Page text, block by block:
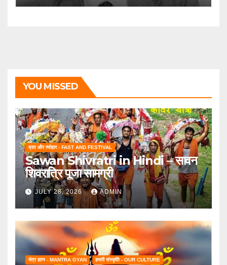
YOU MISSED
व्रत और त्योहार - FAST AND FESTIVAL
Sawan Shivratri in Hindi – सावन
शिवरात्रि पूजा सामग्री
JULY 28, 2026 ADMIN
मंत्र ज्ञान - MANTRA GYAN हमारी संस्कृति - OUR CULTURE